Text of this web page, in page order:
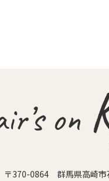
〒370-0864 群馬県高崎